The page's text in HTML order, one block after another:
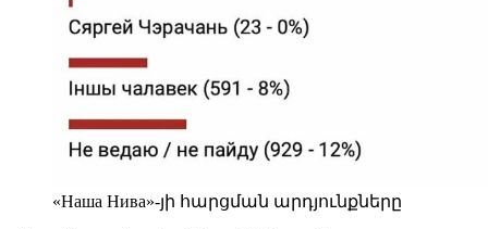
«Наша Нива»-յի հարցման արդյունքները